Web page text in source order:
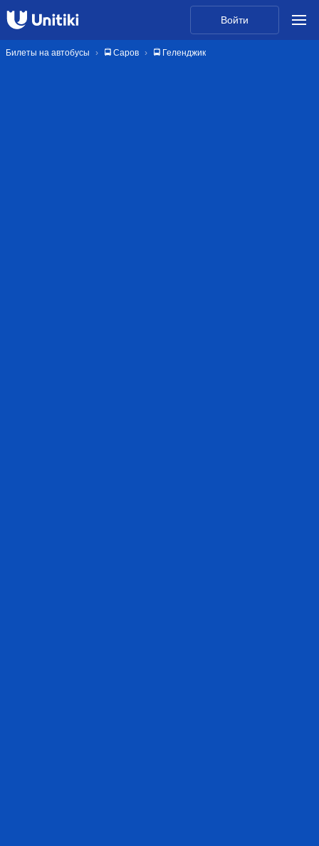
Войти
Билеты на автобусы 🚍 Саров 🚍 Геленджик